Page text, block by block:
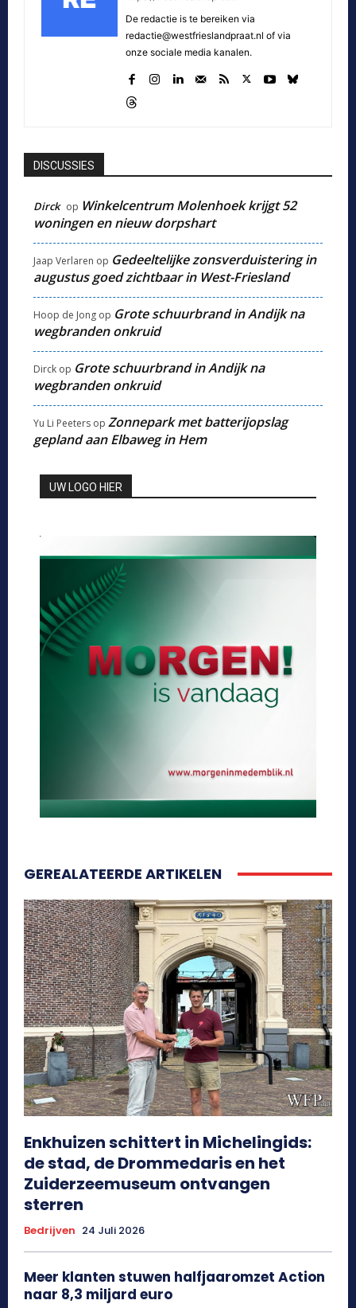
De redactie is te bereiken via
redactie@westfrieslandpraat.nl of via
onze sociale media kanalen.
DISCUSSIES
Dirck op Winkelcentrum Molenhoek krijgt 52
woningen en nieuw dorpshart
Jaap Verlaren op Gedeeltelijke zonsverduistering in
augustus goed zichtbaar in West-Friesland
Hoop de Jong op Grote schuurbrand in Andijk na
wegbranden onkruid
Dirck op Grote schuurbrand in Andijk na
wegbranden onkruid
Yu Li Peeters op Zonnepark met batterijopslag
gepland aan Elbaweg in Hem
UW LOGO HIER
GEREALATEERDE ARTIKELEN
Enkhuizen schittert in Michelingids:
de stad, de Drommedaris en het
Zuiderzeemuseum ontvangen
sterren
Bedrijven 24 Juli 2026
Meer klanten stuwen halfjaaromzet Action
naar 8,3 miljard euro